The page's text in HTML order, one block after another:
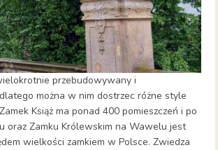
przebudowywany i
można w nim dostrzec różne style
Książ ma ponad 400 pomieszczeń i po
oraz Zamku Królewskim na Wawelu jest
wielkości zamkiem w Polsce. Zwiedza